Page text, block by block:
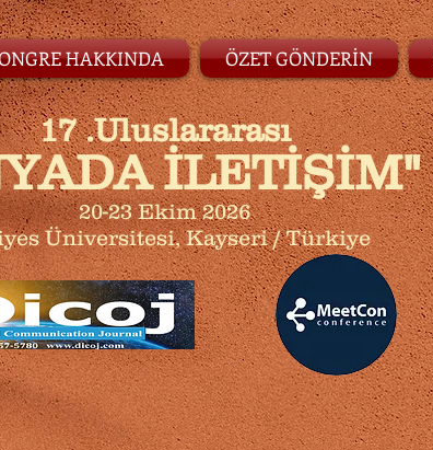
HAKKINDA ÖZET GÖNDERİN
17 .Uluslararası
İLETİŞİM"
20-23 Ekim 2026
Üniversitesi, Kayseri / Türkiye